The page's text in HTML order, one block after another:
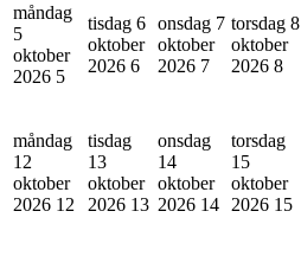
måndag
5
oktober
2026 5
tisdag 6
oktober
2026 6
onsdag 7
oktober
2026 7
torsdag 8
oktober
2026 8
måndag
12
oktober
2026 12
tisdag
13
oktober
2026 13
onsdag
14
oktober
2026 14
torsdag
15
oktober
2026 15